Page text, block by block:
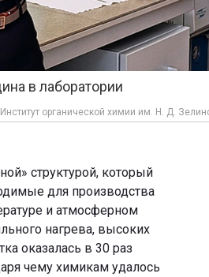
в лаборатории
органической химии им. Н. Д.
структурой, который
для производства
и атмосферном
нагрева, высоких
оказалась в 30 раз
чему химикам удалось